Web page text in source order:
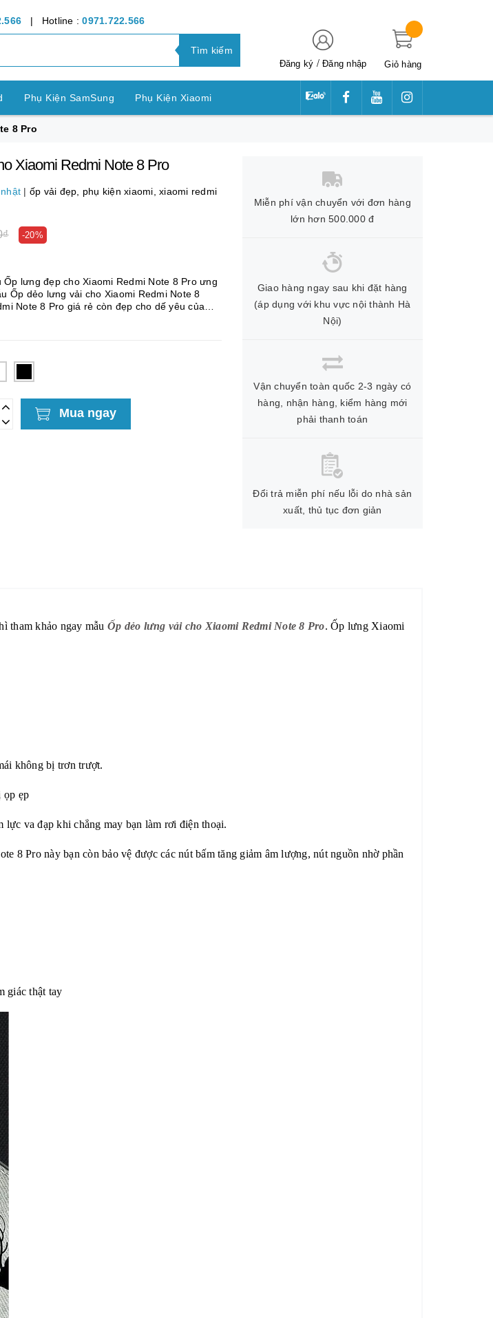
| Hotline :0971.722.566
Tìm kiếm
Đăng ký /Đăng nhập Giỏ hàng
Phụ Kiện SamSung Phụ Kiện Xiaomi
Phụ Kiện Realme
Phụ Kiện Sony
khác
8 Pro
Xiaomi Redmi Note 8 Pro
| ốp vải đẹp, phụ kiện xiaomi,xiaomi redmi
-20%
Ốp lưng đẹp cho Xiaomi Redmi Note 8 Pro ưng
Ốp dẻo lưng vải cho Xiaomi Redmi Note 8
Note 8 Pro giá rẻ còn đẹp cho dế yêu của
Mua ngay
Miễn phí vận chuyển với đơn hàng
lớn hơn 500.000 đ
Giao hàng ngay sau khi đặt hàng
(áp dụng với khu vực nội thành Hà
Nội)
Vận chuyển toàn quốc 2-3 ngày có
hàng, nhận hàng, kiểm hàng mới
phải thanh toán
Đổi trả miễn phí nếu lỗi do nhà sản
xuất, thủ tục đơn giản
tham khảo ngay mẫu Ốp dẻo lưng vải cho Xiaomi Redmi Note 8 Pro. Ốp lưng Xiaomi
không bị trơn trượt.
ọp ẹp
va đạp khi chẳng may bạn làm rơi điện thoại.
8 Pro này bạn còn bảo vệ được các nút bấm tăng giảm âm lượng, nút nguồn nhờ phần
giác thật tay